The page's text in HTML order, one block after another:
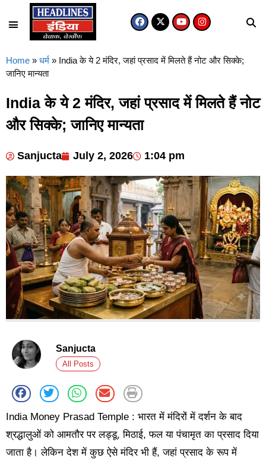
Home » धर्म » India के ये 2 मंदिर, जहां प्रसाद में मिलते हैं नोट और सिक्के;
जानिए मान्यता
India के ये 2 मंदिर, जहां प्रसाद में मिलते हैं नोट
और सिक्के; जानिए मान्यता
Sanjucta July 2, 2026 1:04 pm
Sanjucta
All Posts
India Money Prasad Temple : भारत में मंदिरों में दर्शन के बाद
श्रद्धालुओं को आमतौर पर लड्डू, मिठाई, फल या पंचामृत का प्रसाद दिया
जाता है। लेकिन देश में कुछ ऐसे मंदिर भी हैं, जहां प्रसाद के रूप में